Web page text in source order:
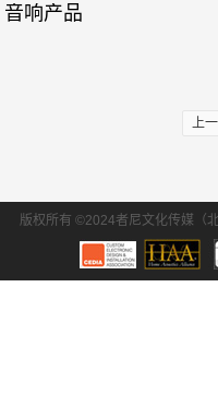
30万-50万
waterfall/飞瀑
音响产品
上
版权所有 ©2024者尼文化传媒（